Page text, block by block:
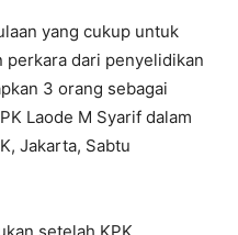
yang cukup untuk
perkara dari penyelidikan
3 orang sebagai
Laode M Syarif dalam
Jakarta, Sabtu